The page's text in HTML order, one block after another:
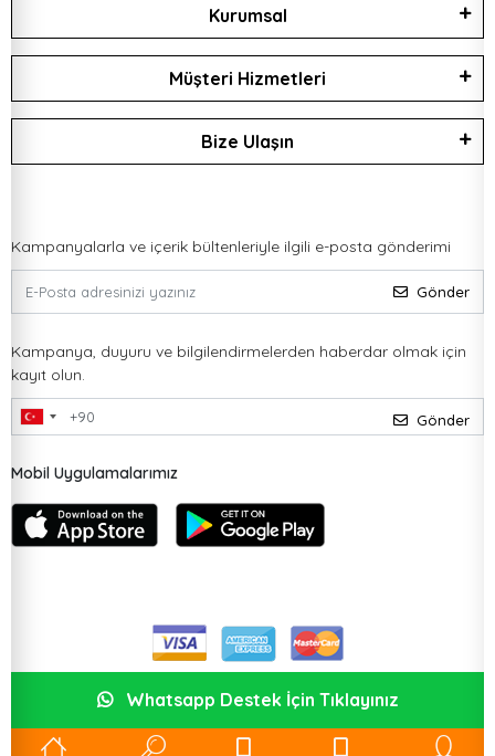
Kurumsal
Müşteri Hizmetleri
Bize Ulaşın
Kampanyalarla ve içerik bültenleriyle ilgili e-posta gönderimi
Gönder
Kampanya, duyuru ve bilgilendirmelerden haberdar olmak için
kayıt olun.
Gönder
Mobil Uygulamalarımız
Whatsapp Destek İçin Tıklayınız